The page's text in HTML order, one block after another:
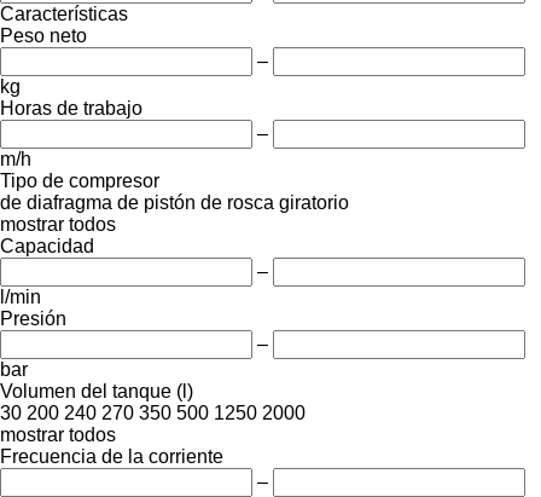
Características
Peso neto
–
kg
Horas de trabajo
–
m/h
Tipo de compresor
de diafragma de pistón de rosca giratorio
mostrar todos
Capacidad
–
l/min
Presión
–
bar
Volumen del tanque (l)
30 200 240 270 350 500 1250 2000
mostrar todos
Frecuencia de la corriente
–